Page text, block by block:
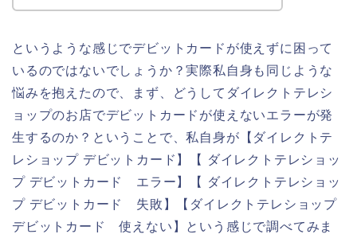
というような感じでデビットカードが使えずに困って
いるのではないでしょうか？実際私自身も同じような
悩みを抱えたので、まず、どうしてダイレクトテレシ
ョップのお店でデビットカードが使えないエラーが発
生するのか？ということで、私自身が【ダイレクトテ
レショップ デビットカード】【 ダイレクトテレショッ
プ デビットカード エラー】【 ダイレクトテレショッ
プ デビットカード 失敗】【ダイレクトテレショップ
デビットカード 使えない】という感じで調べてみま